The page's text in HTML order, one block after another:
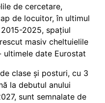
de cercetare,
de locuitor, în ultimul
2025, spațiul
masiv cheltuielile
ultimele date Eurostat
clase și posturi, cu 3
la debutul anului
sunt semnalate de